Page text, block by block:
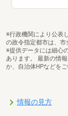
※行政機関により公表
の政令指定都市は、市
※提供データには細心
あります。 最新の情
か、自治体HPなどをご
情報の見方